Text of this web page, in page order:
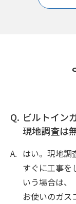
ビルトイン
現地調査は
はい。現地調
すぐに工事を
いう場合は、
お使いのガス